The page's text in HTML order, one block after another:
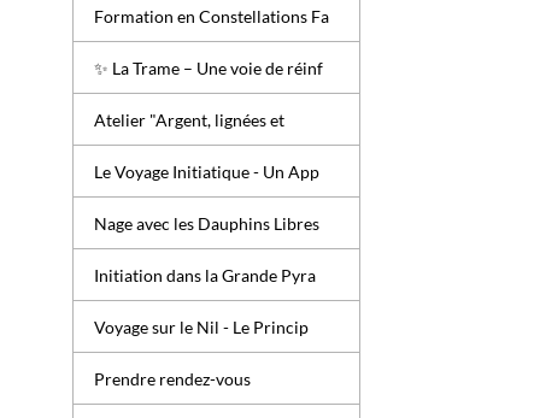
Formation en Constellations Fa
✨ La Trame – Une voie de réinf
Atelier "Argent, lignées et
Le Voyage Initiatique - Un App
Nage avec les Dauphins Libres
Initiation dans la Grande Pyra
Voyage sur le Nil - Le Princip
Prendre rendez-vous